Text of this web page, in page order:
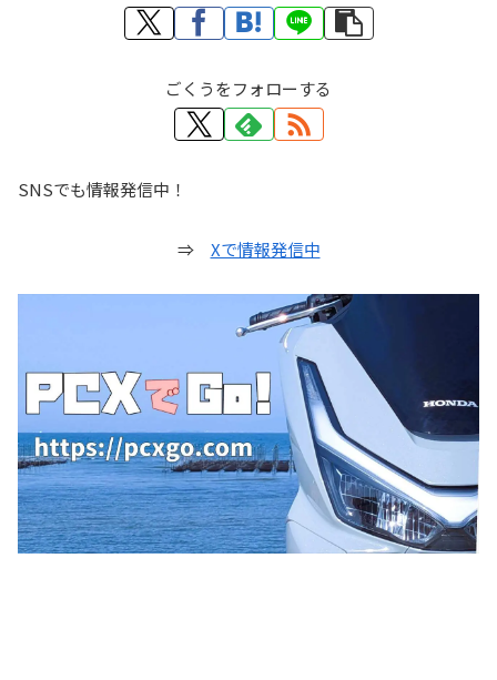
ごくうをフォローする
SNSでも情報発信中！
⇒ Xで情報発信中